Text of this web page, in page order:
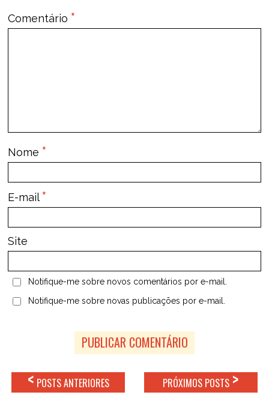
Comentário *
Nome *
E-mail *
Site
Notifique-me sobre novos comentários por e-mail.
Notifique-me sobre novas publicações por e-mail.
< POSTS ANTERIORES PRÓXIMOS POSTS>